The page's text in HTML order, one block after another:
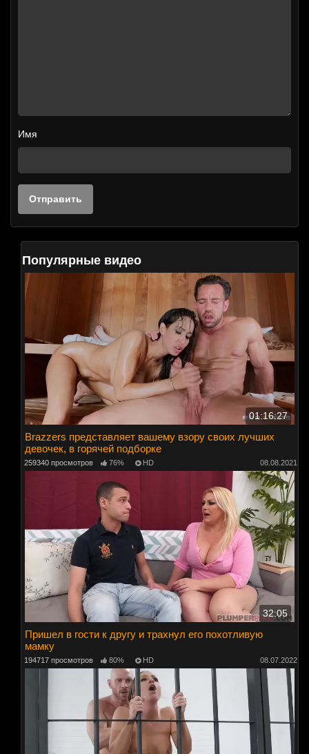
Имя
Популярные видео
01:16:27
Brazzers представляет вашему взору своих лучших
девочек, в горячей подборке
259340 просмотров 76% HD 08.08.2021
32:05
Пришел в гости к другу и трахнул его похотливую
мамку
194717 просмотров 80% HD 08.07.2022